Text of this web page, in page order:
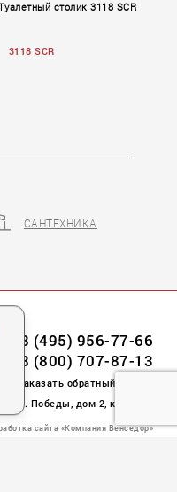
столик 3118 SCR
3118 SCR
САНТЕХНИКА
8 (495) 956-77-66
8 (800) 707-87-13
заказать обратный звонок
пл. Победы, дом 2, корпус 2
сайта «Компания Венседор»